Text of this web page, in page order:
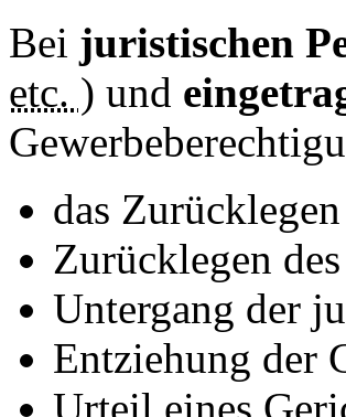
Bei juristischen
etc. ) und
das
Zurücklegen des
Untergang der
Entziehung der
Urteil eines